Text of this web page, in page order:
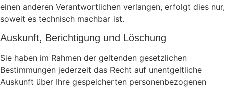
einen anderen Verantwortlichen verlangen, erfolgt dies nur,
soweit es technisch machbar ist.
Auskunft, Berichtigung und Löschung
Sie haben im Rahmen der geltenden gesetzlichen
Bestimmungen jederzeit das Recht auf unentgeltliche
Auskunft über Ihre gespeicherten personenbezogenen